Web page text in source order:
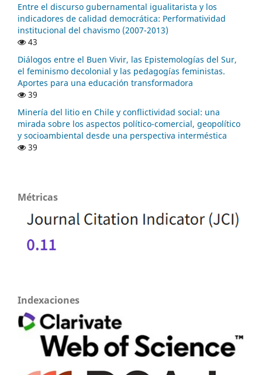
Entre el discurso gubernamental igualitarista y los
indicadores de calidad democrática: Performatividad
institucional del chavismo (2007-2013)
43
Diálogos entre el Buen Vivir, las Epistemologías del Sur,
el feminismo decolonial y las pedagogías feministas.
Aportes para una educación transformadora
39
Minería del litio en Chile y conflictividad social: una
mirada sobre los aspectos político-comercial, geopolítico
y socioambiental desde una perspectiva interméstica
39
Métricas
Indexaciones